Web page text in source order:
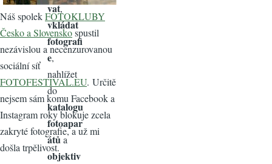
Náš spolekFOTOKLUBY
Česko a Slovenskospustil
nezávislou a necenzurovanou
sociální síť
FOTOFESTIVAL.EU. Určitě
nejsem sám komu Facebook a
Instagram roky blokuje zcela
zakryté fotografie, a už mi
došla trpělivost.
vat,
vkládat
fotografi
e,
nahlížet
do
katalogu
fotoapar
átůa
objektiv